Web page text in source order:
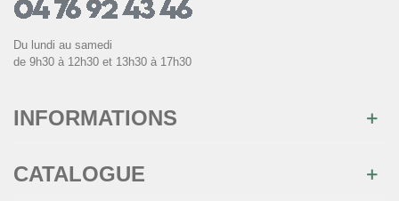
Du lundi au samedi
de 9h30 à 12h30 et 13h30 à 17h30
INFORMATIONS
CATALOGUE